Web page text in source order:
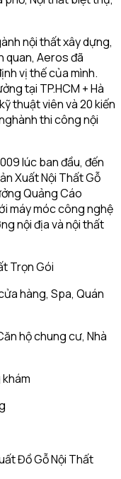
nội thất xây dựng,
quan, Aeros đã
vị thế của mình.
tại TP.HCM + Hà
thuật viên và 20 kiến
thi công nội
lúc ban đầu, đến
Xuất Nội Thất Gỗ
Quảng Cáo
máy móc công nghệ
nội địa và nội thất
Trọn Gói
hàng, Spa, Quán
hộ chung cư, Nhà
Đồ Gỗ Nội Thất